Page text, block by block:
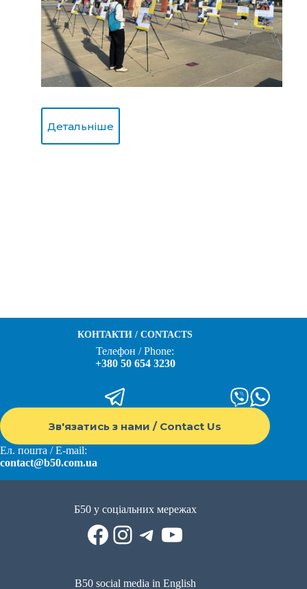
Детальніше
КОНТАКТИ / CONTACTS
Телефон / Phone:
+380 50 654 3230
Зв'язатись з нами / Contact Us
Ел. пошта / E-mail:
contact@b50.com.ua
Б50 у соціальних мережах
Facebook
Instagram
Telegram
YouTube
B50 social media in English